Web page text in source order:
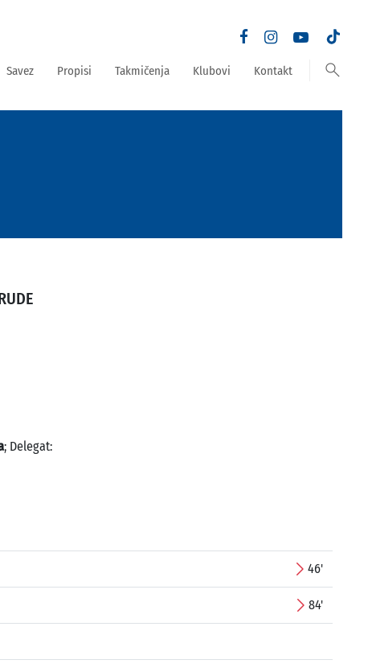
Savez Propisi Takmičenja Klubovi Kontakt search
; Delegat:
46'
84'